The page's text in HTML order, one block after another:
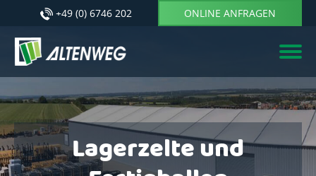
Skip to main content
Skip to page footer
+49 (0) 6746 202 ONLINE ANFRAGEN
Mobile